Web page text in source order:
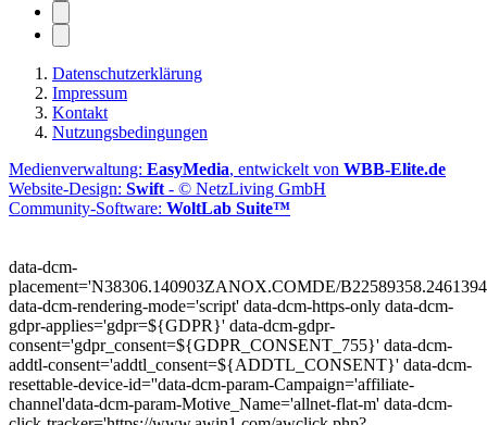
Datenschutzerklärung
Impressum
Kontakt
Nutzungsbedingungen
Medienverwaltung: EasyMedia, entwickelt von WBB-Elite.de
Website-Design: Swift - © NetzLiving GmbH
Community-Software: WoltLab Suite™
data-dcm-
placement='N38306.140903ZANOX.COMDE/
data-dcm-rendering-mode='script' data-dcm-https-only data-dcm-
gdpr-applies='gdpr=${GDPR}' data-dcm-gdpr-
consent='gdpr_consent=${GDPR_CONSENT_755}' data-dcm-
addtl-consent='addtl_consent=${ADDTL_CONSENT}' data-dcm-
resettable-device-id=''data-dcm-param-Campaign='affiliate-
channel'data-dcm-param-Motive_Name='allnet-flat-m' data-dcm-